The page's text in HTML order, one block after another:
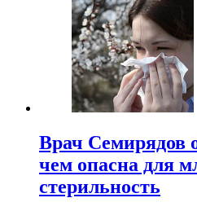
Врач Семирядов
чем опасна для
стерильность